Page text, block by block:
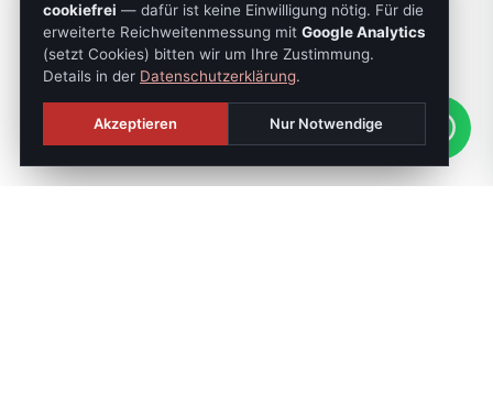
cookiefrei — dafür ist keine Einwilligung nötig. Für die
erweiterte Reichweitenmessung mit Google Analytics
(setzt Cookies) bitten wir um Ihre Zustimmung.
Details in der Datenschutzerklärung.
Akzeptieren Nur Notwendige